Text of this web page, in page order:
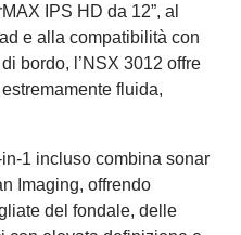
IPS HD da 12”, al
e alla compatibilità con
bordo, l’NSX 3012 offre
fluida,
in-1 incluso combina sonar
Imaging, offrendo
del fondale, delle